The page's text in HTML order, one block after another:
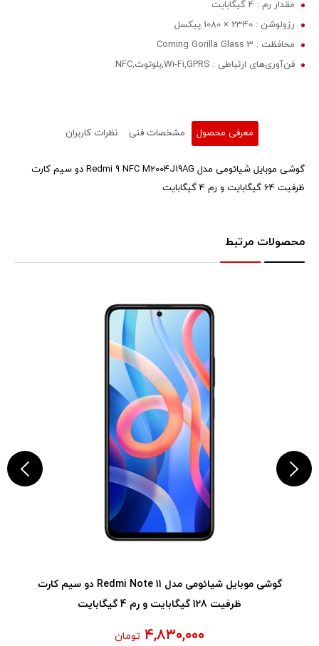
مقدار رم : 4 گیگابایت
رزولوشن : 2340 × 1080 پیکسل
محافظت : Corning Gorilla Glass 3
فن‌آوری‌های ارتباطی : Wi-Fi,GPRS,بلوتوث,NFC
معرفی محصول مشخصات فنی نظرات کاربران
گوشی موبایل شیائومی مدل Redmi 9 NFC M2004J19AG دو سیم‌ کارت
ظرفیت 64 گیگابایت و رم 4 گیگابایت
محصولات مرتبط
گوشی موبایل شیائومی مدل Redmi Note 11 دو سیم‌ کارت
ظرفیت 128 گیگابایت و رم 4 گیگابایت
۴,۸۳۰,۰۰۰ تومان